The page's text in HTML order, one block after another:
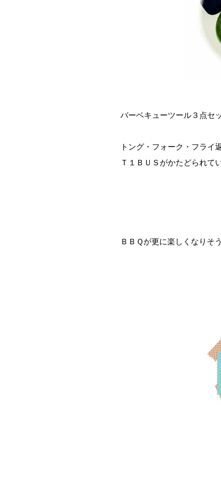
バーベキューツール３点セ
トング・フォーク・フライ
Ｔ１ＢＵＳがかたどられて
ＢＢＱが更に楽しくなりそ